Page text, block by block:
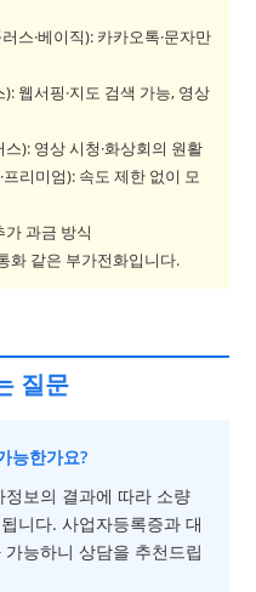
스·베이직): 카카오톡·문자만
웹서핑·지도 검색 가능, 영상
): 영상 시청·화상회의 원활
리미엄): 속도 제한 없이 모
가 과금 방식
화 같은 부가전화입니다.
질문
능한가요?
보의 결과에 따라 소량
니다. 사업자등록증과 대
능하니 상담을 추천드립